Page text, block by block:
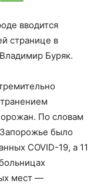
вводится
странице в
Буряк.
По словам
было
COVID-19, а 11
мест —